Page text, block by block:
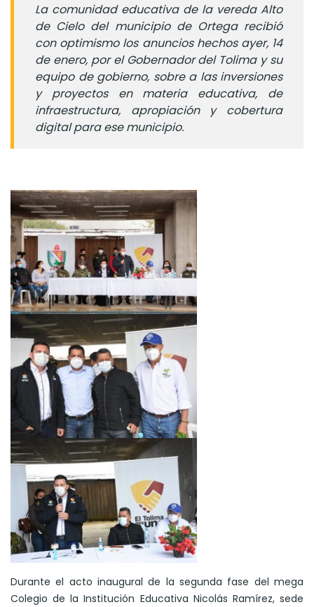
La comunidad educativa de la vereda Alto
de Cielo del municipio de Ortega recibió
con optimismo los anuncios hechos ayer, 14
de enero, por el Gobernador del Tolima y su
equipo de gobierno, sobre a las inversiones
y proyectos en materia educativa, de
infraestructura, apropiación y cobertura
digital para ese municipio.
Durante el acto inaugural de la segunda fase del mega
Colegio de la Institución Educativa Nicolás Ramírez, sede